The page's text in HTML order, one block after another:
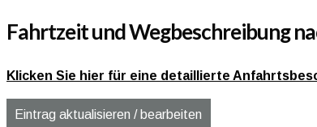
Fahrtzeit und Wegbeschreibung
Klicken Sie hier für eine detaillierte